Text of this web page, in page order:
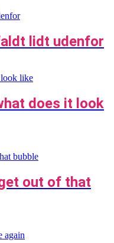
lidt udenfor
does it look
out of that